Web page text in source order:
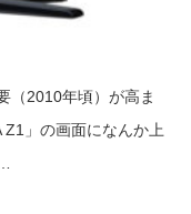
（2010年頃）が高ま
」の画面になんか上